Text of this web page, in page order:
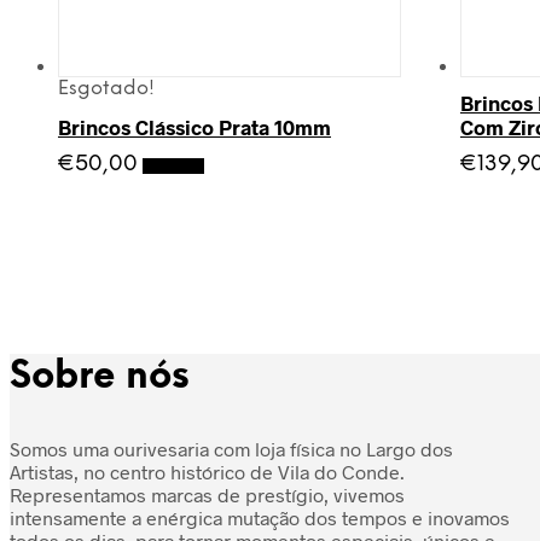
Esgotado!
Brincos Clássico Prata 10mm
€50,00
Brincos
Com
€
Sobre nós
Somos uma ourivesaria com loja física no Largo dos
Artistas, no centro histórico de Vila do Conde.
Representamos marcas de prestígio, vivemos
intensamente a enérgica mutação dos tempos e inovamos